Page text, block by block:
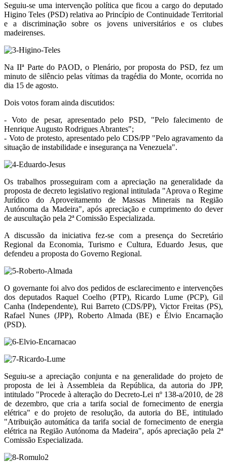
Seguiu-se uma intervenção política que ficou a cargo do deputado
Higino Teles (PSD) relativa ao Princípio de Continuidade Territorial
e a discriminação sobre os jovens universitários e os clubes
madeirenses.
Na IIª Parte do PAOD, o Plenário, por proposta do PSD, fez um
minuto de silêncio pelas vítimas da tragédia do Monte, ocorrida no
dia 15 de agosto.
Dois votos foram ainda discutidos:
- Voto de pesar, apresentado pelo PSD, "Pelo falecimento de
Henrique Augusto Rodrigues Abrantes";
- Voto de protesto, apresentado pelo CDS/PP "Pelo agravamento da
situação de instabilidade e insegurança na Venezuela".
Os trabalhos prosseguiram com a apreciação na generalidade da
proposta de decreto legislativo regional intitulada "Aprova o Regime
Jurídico do Aproveitamento de Massas Minerais na Região
Autónoma da Madeira", após apreciação e cumprimento do dever
de auscultação pela 2ª Comissão Especializada.
A discussão da iniciativa fez-se com a presença do Secretário
Regional da Economia, Turismo e Cultura, Eduardo Jesus, que
defendeu a proposta do Governo Regional.
O governante foi alvo dos pedidos de esclarecimento e intervenções
dos deputados Raquel Coelho (PTP), Ricardo Lume (PCP), Gil
Canha (Independente), Rui Barreto (CDS/PP), Victor Freitas (PS),
Rafael Nunes (JPP), Roberto Almada (BE) e Élvio Encarnação
(PSD).
Seguiu-se a apreciação conjunta e na generalidade do projeto de
proposta de lei à Assembleia da República, da autoria do JPP,
intitulado "Procede à alteração do Decreto-Lei nº 138-a/2010, de 28
de dezembro, que cria a tarifa social de fornecimento de energia
elétrica" e do projeto de resolução, da autoria do BE, intitulado
"Atribuição automática da tarifa social de fornecimento de energia
elétrica na Região Autónoma da Madeira", após apreciação pela 2ª
Comissão Especializada.